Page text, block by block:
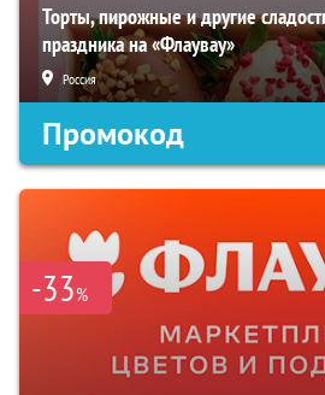
Торты, пирожные и другие
праздника на «Флаувау»
Россия
Промокод
-33%